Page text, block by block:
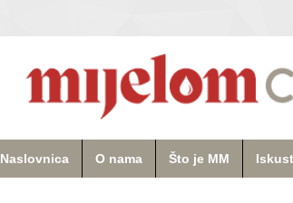
Naslovnica O nama Što je MM